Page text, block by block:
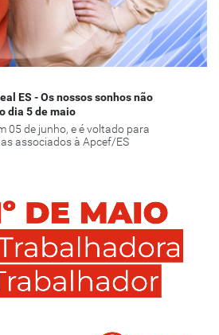
ES - Os nossos sonhos não
dia 5 de maio
05 de junho, e é voltado para
associados à Apcef/ES